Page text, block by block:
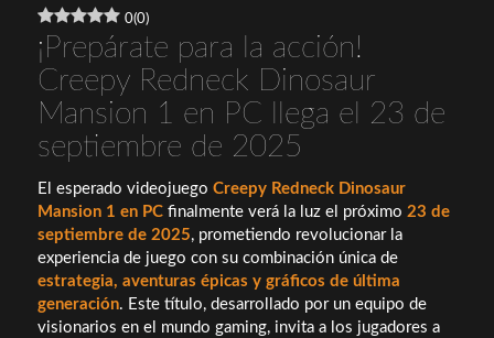
0(0)
¡Prepárate para la acción!
Creepy Redneck Dinosaur
Mansion 1 en PC llega el 23 de
septiembre de 2025
El esperado videojuego Creepy Redneck Dinosaur
Mansion 1 en PCfinalmente verá la luz el próximo 23 de
septiembre de 2025, prometiendo revolucionar la
experiencia de juego con su combinación única de
estrategia, aventuras épicas y gráficos de última
generación. Este título, desarrollado por un equipo de
visionarios en el mundo gaming, invita a los jugadores a